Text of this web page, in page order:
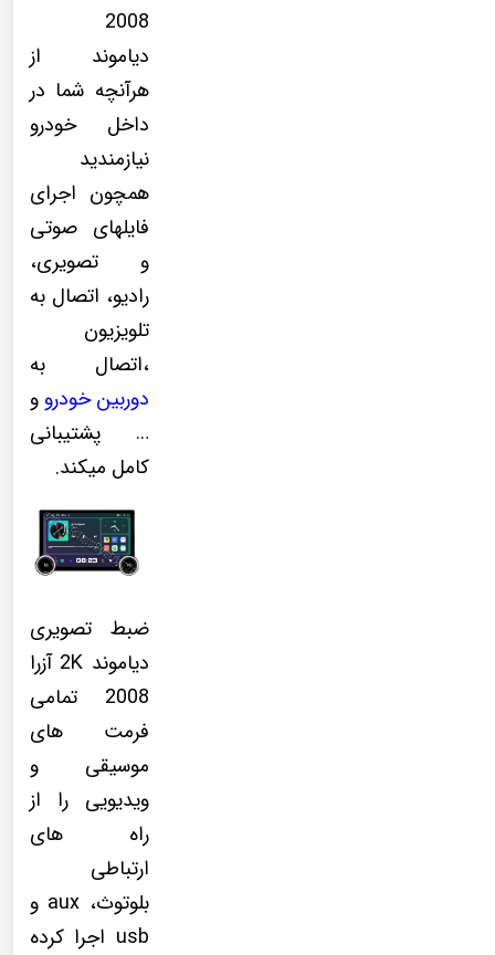
2008
دیاموند از
هرآنچه شما در
داخل خودرو
نیازمندید
همچون اجرای
فایلهای صوتی
و تصویری،
رادیو، اتصال به
تلویزیون
،اتصال به
دوربین خودرو و
… پشتیبانی
کامل میکند.
ضبط تصویری
دیاموند 2K آزرا
2008 تمامی
فرمت های
موسیقی و
ویدیویی را از
راه های
ارتباطی
بلوتوث، aux و
usb اجرا کرده